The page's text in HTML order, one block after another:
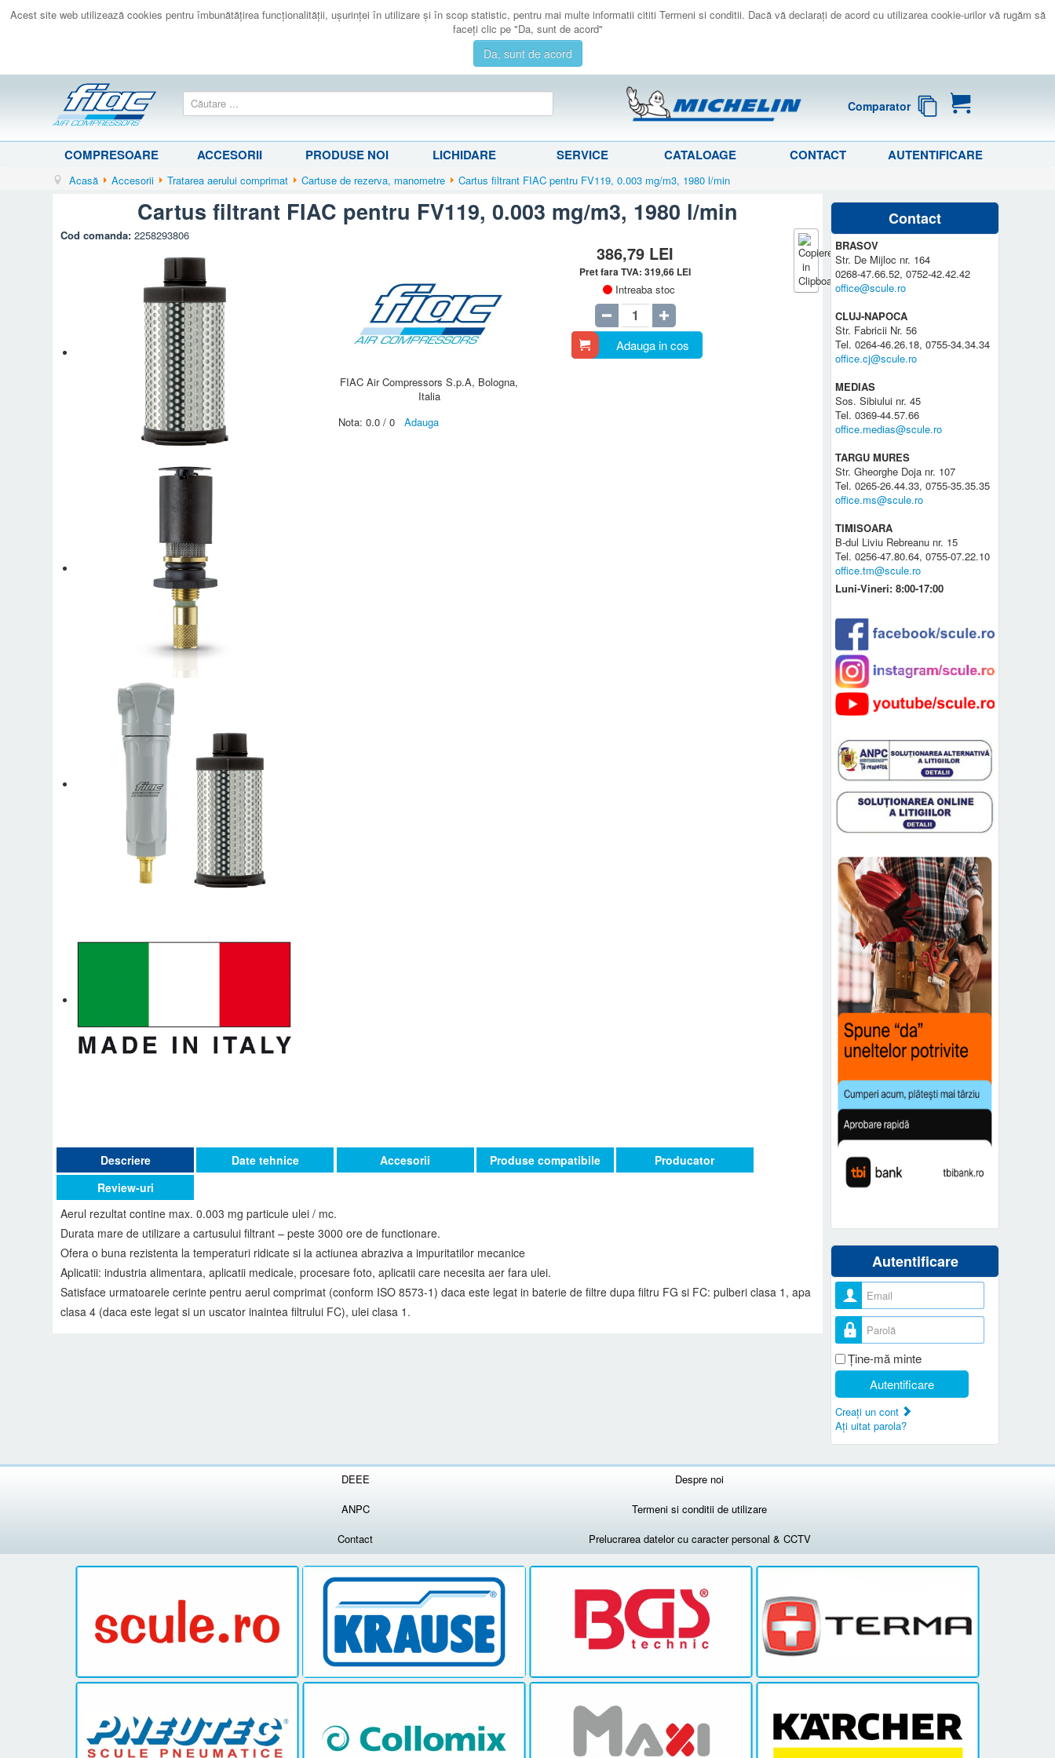
Acest site web utilizează cookies pentru îmbunătăţirea funcţionalităţii, uşurinţei în utilizare şi în scop statistic, pentru mai multe informatii cititi Termeni si conditii. Dacă vă declaraţi de acord cu utilizarea cookie-urilor vă rugăm să
faceţi clic pe "Da, sunt de acord"
Da, sunt de acord
Comparator
COMPRESOARE ACCESORII PRODUSE NOI LICHIDARE SERVICE CATALOAGE CONTACT AUTENTIFICARE
Acasă Accesorii Tratarea aerului comprimat Cartuse de rezerva, manometre Cartus filtrant FIAC pentru FV119, 0.003 mg/m3, 1980 l/min
Cartus filtrant FIAC pentru FV119, 0.003 mg/m3, 1980 l/min
Cod comanda:2258293806
FIAC Air Compressors S.p.A, Bologna,
Italia
Nota: 0.0 / 0 Adauga
386,79 LEI
Pret fara TVA:319,66 LEI
Intreaba stoc
Adauga in cos
Descriere
Aerul rezultat contine max. 0.003 mg particule ulei / mc.
Durata mare de utilizare a cartusului filtrant – peste 3000 ore de functionare.
Ofera o buna rezistenta la temperaturi ridicate si la actiunea abraziva a impuritatilor mecanice
Aplicatii: industria alimentara, aplicatii medicale, procesare foto, aplicatii care necesita aer fara ulei.
Satisface urmatoarele cerinte pentru aerul comprimat (conform ISO 8573-1) daca este legat in baterie de filtre dupa filtru FG si FC: pulberi clasa 1, apa
clasa 4 (daca este legat si un uscator inaintea filtrului FC), ulei clasa 1.
Date tehnice Accesorii Produse compatibile
Producator
Review-uri
Contact
BRASOV
Str. De Mijloc nr. 164
0268-47.66.52, 0752-42.42.42
office@scule.ro
CLUJ-NAPOCA
Str. Fabricii Nr. 56
Tel. 0264-46.26.18, 0755-34.34.34
office.cj@scule.ro
MEDIAS
Sos. Sibiului nr. 45
Tel. 0369-44.57.66
office.medias@scule.ro
TARGU MURES
Str. Gheorghe Doja nr. 107
Tel. 0265-26.44.33, 0755-35.35.35
office.ms@scule.ro
TIMISOARA
B-dul Liviu Rebreanu nr. 15
Tel. 0256-47.80.64, 0755-07.22.10
office.tm@scule.ro
Luni-Vineri: 8:00-17:00
Autentificare
Nume utilizator
Parolă
Ţine-mă minte
Autentificare
Creaţi un cont
Aţi uitat parola?
DEEE
Despre noi
ANPC
Termeni si conditii de utilizare
Contact
Prelucrarea datelor cu caracter personal & CCTV